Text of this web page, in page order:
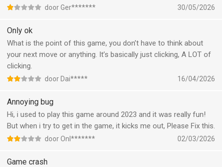
door Ger******* 30/05/2026
Only ok
What is the point of this game, you don’t have to think about
your next move or anything. It’s basically just clicking, A LOT of
clicking.
door Dai***** 16/04/2026
Annoying bug
Hi, i used to play this game around 2023 and it was really fun!
But when i try to get in the game, it kicks me out, Please Fix this.
door Onl******* 02/03/2026
Game crash